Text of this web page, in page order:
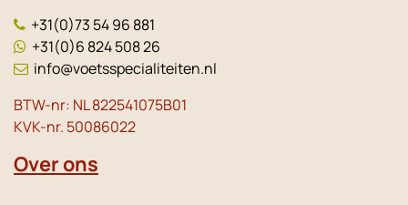
+31(0)73 54 96 881
+31(0)6 824 508 26
info@voetsspecialiteiten.nl
BTW-nr: NL 822541075B01
KVK-nr. 50086022
Over ons